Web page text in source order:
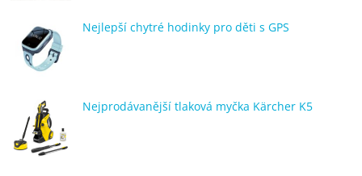
Nejlepší chytré hodinky pro děti s GPS
Nejprodávanější tlaková myčka Kärcher K5